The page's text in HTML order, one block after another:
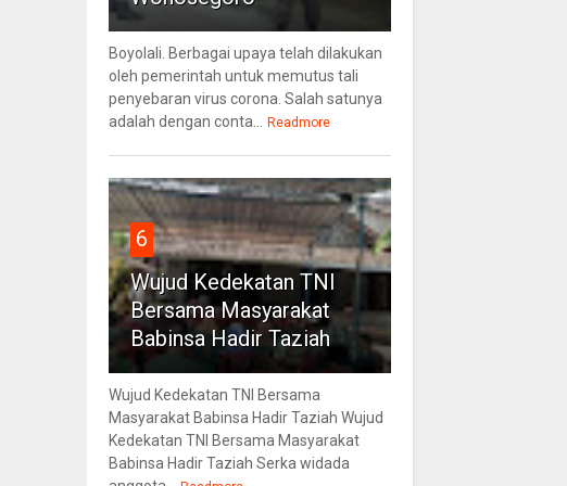
Boyolali. Berbagai upaya telah dilakukan
oleh pemerintah untuk memutus tali
penyebaran virus corona. Salah satunya
adalah dengan conta... Readmore
6
Wujud Kedekatan TNI
Bersama Masyarakat
Babinsa Hadir Taziah
Wujud Kedekatan TNI Bersama
Masyarakat Babinsa Hadir Taziah Wujud
Kedekatan TNI Bersama Masyarakat
Babinsa Hadir Taziah Serka widada